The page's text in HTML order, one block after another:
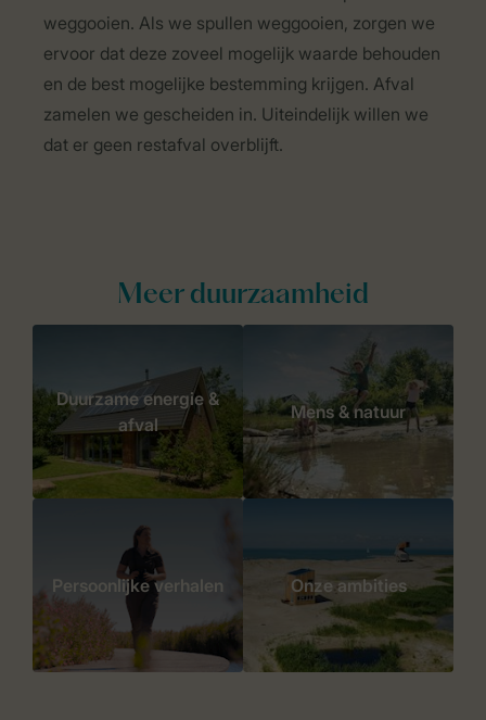
weggooien. Als we spullen weggooien, zorgen we
ervoor dat deze zoveel mogelijk waarde behouden
en de best mogelijke bestemming krijgen. Afval
zamelen we gescheiden in. Uiteindelijk willen we
dat er geen restafval overblijft.
Meer duurzaamheid
Duurzame energie &
afval
Mens & natuur
Persoonlijke verhalen Onze ambities